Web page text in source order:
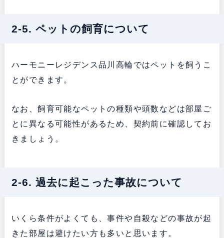
2-5. ペットの飼育について
ハーモニーレジデンス品川高輪ではペットを飼うこ
とができます。
なお、飼育可能なペットの種類や頭数などは部屋ご
とに異なる可能性があるため、契約前に確認してお
きましょう。
2-6. 過去に起こった事故について
いくら条件がよくても、事件や自殺などの事故が起
きた部屋は避けたい方も多いと思います。